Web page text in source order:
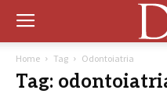
Home Tag Odontoiatria
Tag: